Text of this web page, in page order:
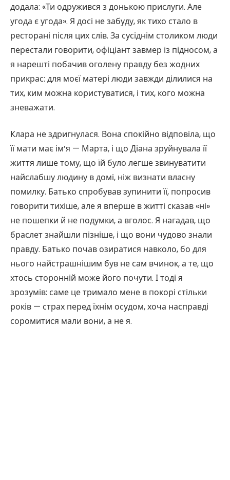
додала: «Ти одружився з донькою прислуги. Але
угода є угода». Я досі не забуду, як тихо стало в
ресторані після цих слів. За сусіднім столиком люди
перестали говорити, офіціант завмер із підносом, а
я нарешті побачив оголену правду без жодних
прикрас: для моєї матері люди завжди ділилися на
тих, ким можна користуватися, і тих, кого можна
зневажати.
Клара не здригнулася. Вона спокійно відповіла, що
її мати має ім’я — Марта, і що Діана зруйнувала її
життя лише тому, що їй було легше звинуватити
найслабшу людину в домі, ніж визнати власну
помилку. Батько спробував зупинити її, попросив
говорити тихіше, але я вперше в житті сказав «ні»
не пошепки й не подумки, а вголос. Я нагадав, що
браслет знайшли пізніше, і що вони чудово знали
правду. Батько почав озиратися навколо, бо для
нього найстрашнішим був не сам вчинок, а те, що
хтось сторонній може його почути. І тоді я
зрозумів: саме це тримало мене в покорі стільки
років — страх перед їхнім осудом, хоча насправді
соромитися мали вони, а не я.